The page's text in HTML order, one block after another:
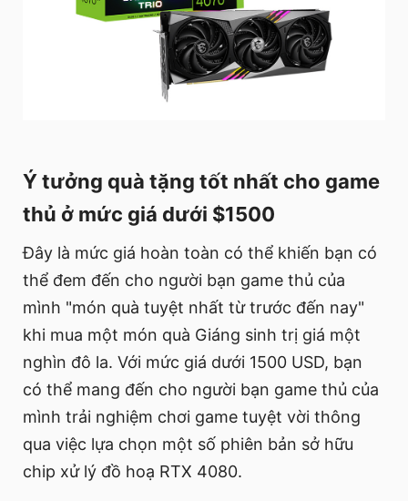
Ý tưởng quà tặng tốt nhất cho game
thủ ở mức giá dưới $1500
Đây là mức giá hoàn toàn có thể khiến bạn có
thể đem đến cho người bạn game thủ của
mình "món quà tuyệt nhất từ trước đến nay"
khi mua một món quà Giáng sinh trị giá một
nghìn đô la. Với mức giá dưới 1500 USD, bạn
có thể mang đến cho người bạn game thủ của
mình trải nghiệm chơi game tuyệt vời thông
qua việc lựa chọn một số phiên bản sở hữu
chip xử lý đồ hoạ RTX 4080.